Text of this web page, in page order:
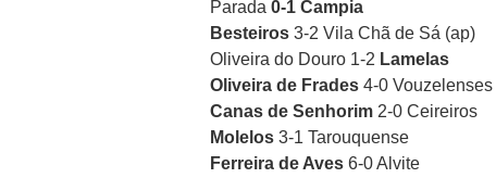
Parada 0-1 Campia
Besteiros 3-2 Vila Chã de Sá (ap)
Oliveira do Douro 1-2 Lamelas
Oliveira de Frades 4-0 Vouzelenses
Canas de Senhorim 2-0 Ceireiros
Molelos 3-1 Tarouquense
Ferreira de Aves6-0 Alvite